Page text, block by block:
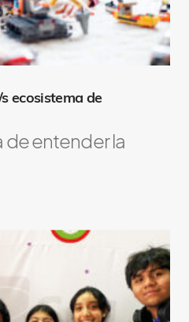
ecosistema de
de entender la